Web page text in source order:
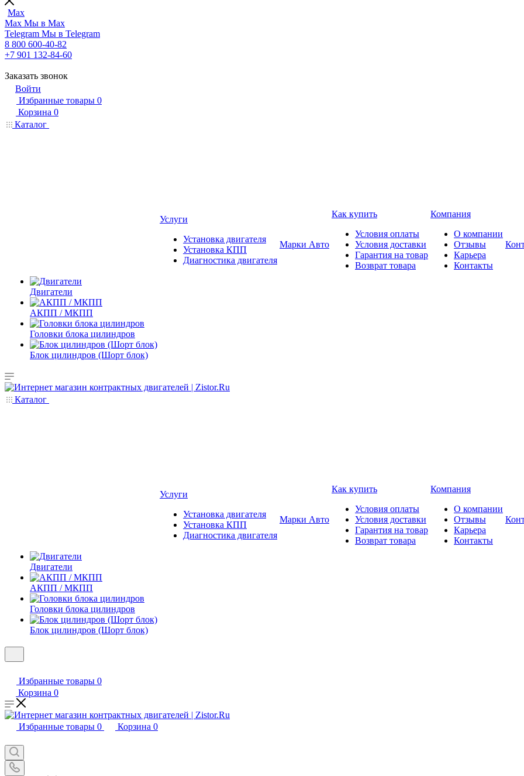
Max
Max Мы в Max
Telegram Мы в Telegram
8 800 600-40-82
+7 901 132-84-60
Заказать звонок
Войти
Избранные товары 0
Корзина 0
Каталог
Двигатели
АКПП / МКПП
Головки блока цилиндров
Блок цилиндров (Шорт блок)
Услуги
Установка двигателя
Установка КПП
Диагностика двигателя
Марки Авто
Как купить
Условия оплаты
Условия доставки
Гарантия на товар
Возврат товара
Компания
О компании
Отзывы
Карьера
Контакты
Каталог
Двигатели
АКПП / МКПП
Головки блока цилиндров
Блок цилиндров (Шорт блок)
Услуги
Установка двигателя
Установка КПП
Диагностика двигателя
Марки Авто
Как купить
Условия оплаты
Условия доставки
Гарантия на товар
Возврат товара
Компания
О компании
Отзывы
Карьера
Контакты
Избранные товары 0
Корзина 0
Избранные товары 0 Корзина 0